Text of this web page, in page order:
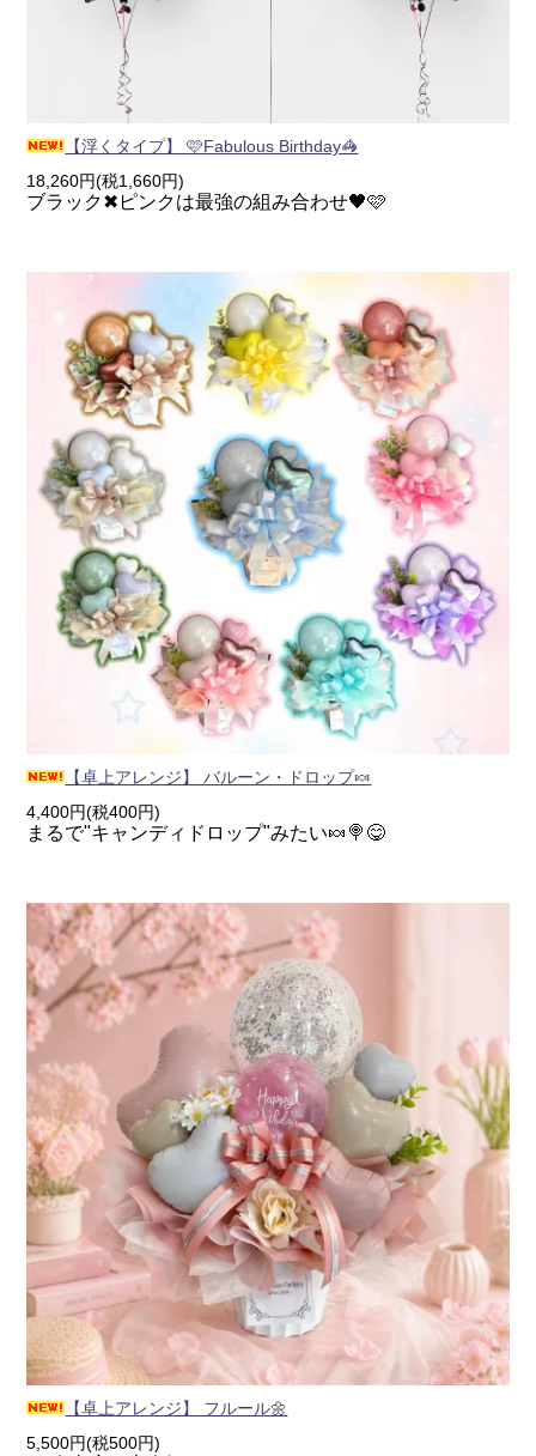
【浮くタイプ】 🩷Fabulous Birthday🦓
18,260円(税1,660円)
ブラック✖ピンクは最強の組み合わせ🖤🩷
【卓上アレンジ】 バルーン・ドロップ🍬
4,400円(税400円)
まるで"キャンディドロップ"みたい🍬🍭😋
【卓上アレンジ】 フルール🌼
5,500円(税500円)